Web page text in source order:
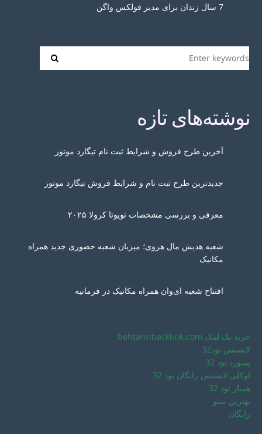
7 سال زندان برای مدیر فولکس واگن
نوشته‌های تازه
آخرین طرح فروش و شرایط ثبت نام تیگارد موتور
جدیدترین طرح ثبت نام و شرایط فروش تیگارد موتور
معرفی و بررسی مشخصات تویوتا کرولا ۲۰۲۵
شعبه هدیش مال هروی؛ میزبان شعبه حضوری جدید همراه
مکانیک
افتتاح شعبه ای‌وان همراه مکانیک در فرمانیه
خرید بک لینک behtarinbacklink.com
لایسنس نود32
پسورد نود 32
اوکلی لایسنس رایگان نود 32
همیار نود 32
بهترین سئو
رایگان